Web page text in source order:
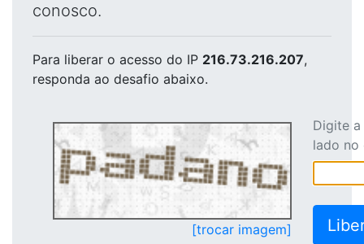
conosco.
Para liberar o acesso do IP 216.73.216.207,
responda ao desafio abaixo.
[trocar imagem]
Digite
lado no